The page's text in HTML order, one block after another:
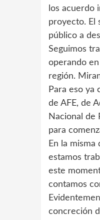
los acuerdo
proyecto. El
público a
Seguimos
operando
región.
Para eso ya
de AFE, de
Nacional de
para
En la
estamos
este
contamos
concreción